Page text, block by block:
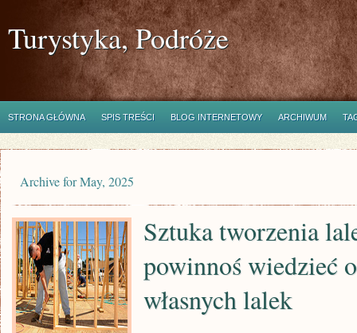
Turystyka, Podróże
STRONA GŁÓWNA SPIS TREŚCI BLOG INTERNETOWY ARCHIWUM
Archive for May, 2025
Sztuka tworzenia
powinnoś wiedzieć
własnych lalek